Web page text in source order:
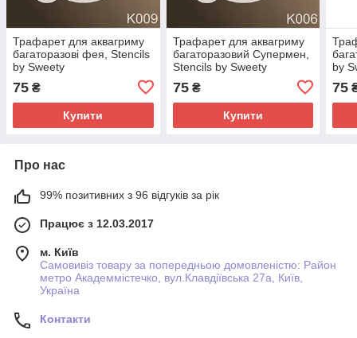
Трафарет для аквагриму
багаторазові фея, Stencils
by Sweety
75 ₴
Купити
Трафарет для аквагриму
багаторазовий Супермен,
Stencils by Sweety
75₴
Купити
by
75
Про нас
99% позитивних з 96 відгуків за рік
Працює з 12.03.2017
м. Київ
Самовивіз товару за попередньою домовленістю: Район
метро Академмістечко, вул.Клавдіївська 27а, Київ,
Україна
Контакти